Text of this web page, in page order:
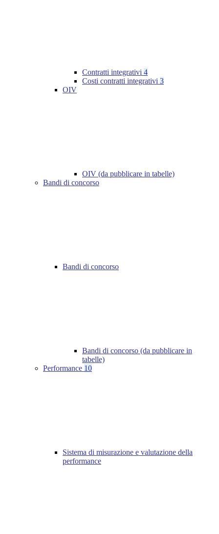
Contratti integrativi 4
Costi contratti integrativi 3
OIV
OIV (da pubblicare in tabelle)
Bandi di concorso
Bandi di concorso
Bandi di concorso (da pubblicare in
tabelle)
Performance 10
Sistema di misurazione e valutazione della
performance